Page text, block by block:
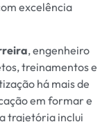
excelência
, engenheiro
treinamentos e
há mais de
em formar e
trajetória inclui